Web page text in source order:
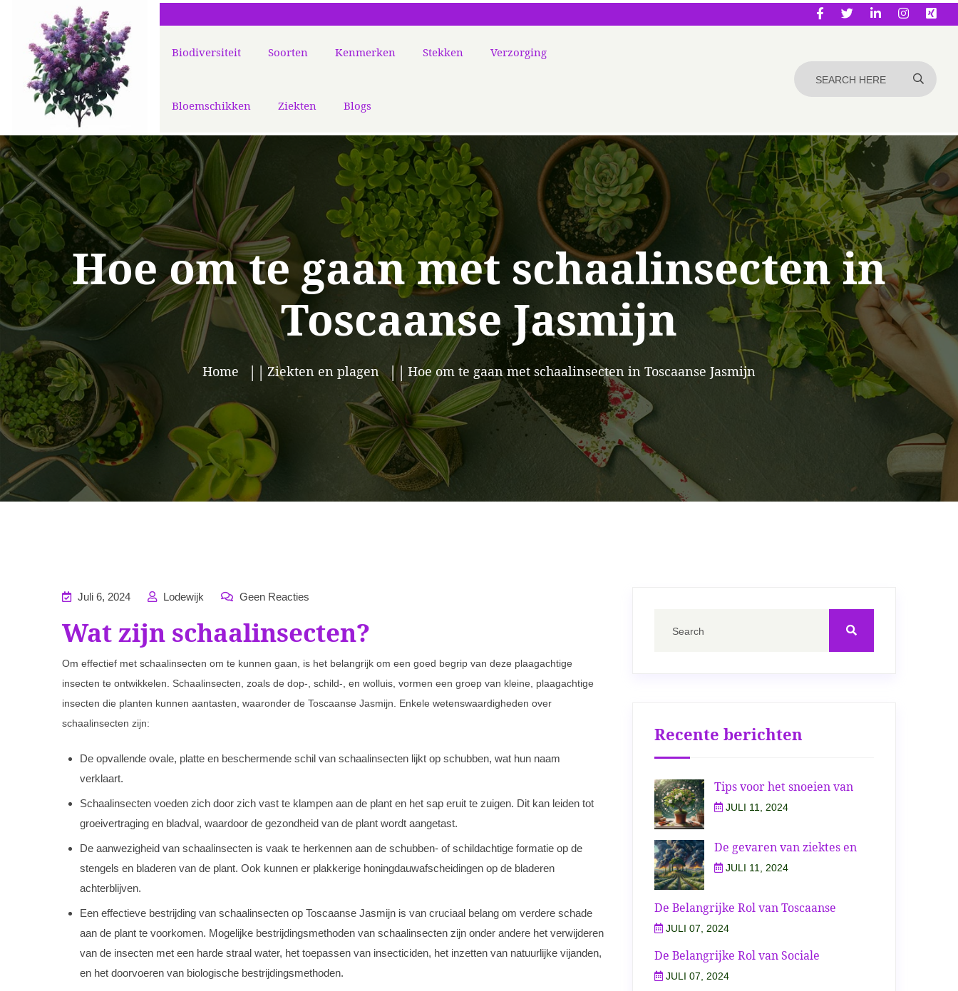
Biodiversiteit Soorten Kenmerken Stekken Verzorging
Bloemschikken Ziekten Blogs
Hoe om te gaan met schaalinsecten in
Toscaanse Jasmijn
Home Ziekten en plagen Hoe om te gaan met schaalinsecten in Toscaanse Jasmijn
Juli 6, 2024 Lodewijk Geen Reacties
Wat zijn schaalinsecten?
Om effectief met schaalinsecten om te kunnen gaan, is het belangrijk om een goed begrip van deze plaagachtige
insecten te ontwikkelen. Schaalinsecten, zoals de dop-, schild-, en wolluis, vormen een groep van kleine, plaagachtige
insecten die planten kunnen aantasten, waaronder de Toscaanse Jasmijn. Enkele wetenswaardigheden over
schaalinsecten zijn:
De opvallende ovale, platte en beschermende schil van schaalinsecten lijkt op schubben, wat hun naam
verklaart.
Schaalinsecten voeden zich door zich vast te klampen aan de plant en het sap eruit te zuigen. Dit kan leiden tot
groeivertraging en bladval, waardoor de gezondheid van de plant wordt aangetast.
De aanwezigheid van schaalinsecten is vaak te herkennen aan de schubben- of schildachtige formatie op de
stengels en bladeren van de plant. Ook kunnen er plakkerige honingdauwafscheidingen op de bladeren
achterblijven.
Een effectieve bestrijding van schaalinsecten op Toscaanse Jasmijn is van cruciaal belang om verdere schade
aan de plant te voorkomen. Mogelijke bestrijdingsmethoden van schaalinsecten zijn onder andere het verwijderen
van de insecten met een harde straal water, het toepassen van insecticiden, het inzetten van natuurlijke vijanden,
en het doorvoeren van biologische bestrijdingsmethoden.
Recente berichten
Tips voor het snoeien van
JULI 11, 2024
De gevaren van ziektes en
JULI 11, 2024
De Belangrijke Rol van Toscaanse
JULI 07, 2024
De Belangrijke Rol van Sociale
JULI 07, 2024